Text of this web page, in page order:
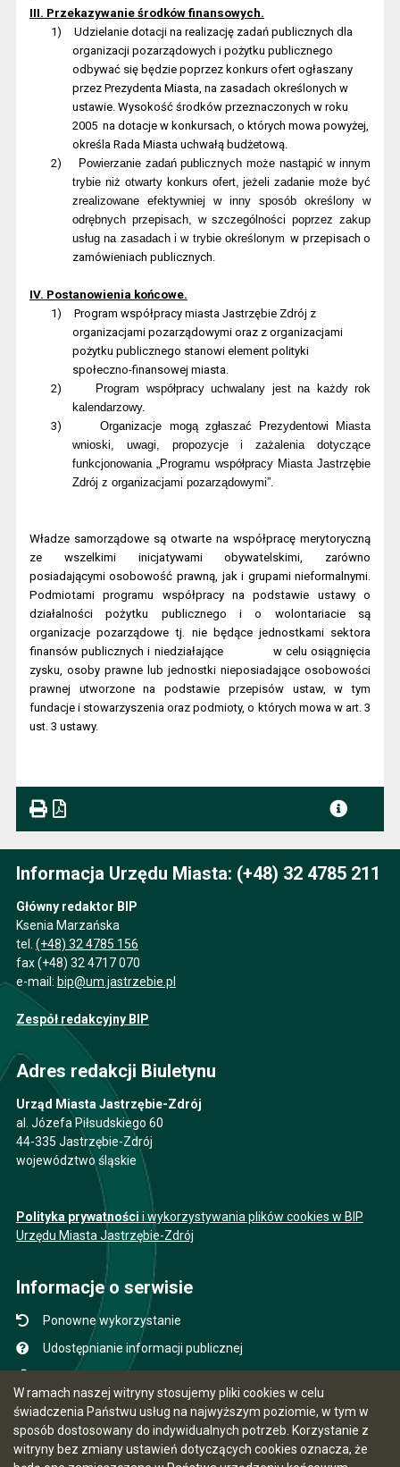
W ramach naszej witryny stosujemy pliki cookies w celu
świadczenia Państwu usług na najwyższym poziomie, w tym w
sposób dostosowany do indywidualnych potrzeb. Korzystanie z
witryny bez zmiany ustawień dotyczących cookies oznacza, że
III. Przekazywanie środków finansowych.
1)
Udzielanie dotacji na realizację zadań publicznych dla
organizacji pozarządowych i pożytku publicznego
odbywać się będzie poprzez konkurs ofert ogłaszany
przez Prezydenta Miasta, na zasadach określonych w
ustawie. Wysokość środków przeznaczonych w roku
2005 na dotacje w konkursach, o których mowa powyżej,
określa Rada Miasta uchwałą budżetową.
2)
Powierzanie zadań publicznych może nastąpić w innym
trybie niż otwarty konkurs ofert, jeżeli zadanie może być
zrealizowane efektywniej w inny sposób określony w
odrębnych przepisach, w szczególności poprzez zakup
usług na zasadach i w trybie określonym w przepisach o
zamówieniach publicznych.
IV. Postanowienia końcowe.
1)
Program współpracy miasta Jastrzębie Zdrój z
organizacjami pozarządowymi oraz z organizacjami
pożytku publicznego stanowi element polityki
społeczno-finansowej miasta.
2)
Program współpracy uchwalany jest na każdy rok
kalendarzowy.
3)
Organizacje mogą zgłaszać Prezydentowi Miasta
wnioski, uwagi, propozycje i zażalenia dotyczące
funkcjonowania „Programu współpracy Miasta Jastrzębie
Zdrój z organizacjami pozarządowymi”.
Władze samorządowe są otwarte na współpracę merytoryczną
ze wszelkimi inicjatywami obywatelskimi, zarówno
posiadającymi osobowość prawną, jak i grupami nieformalnymi.
Podmiotami programu współpracy na podstawie ustawy o
działalności pożytku publicznego i o wolontariacie są
organizacje pozarządowe tj. nie będące jednostkami sektora
finansów publicznych i niedziałające
w celu osiągnięcia
zysku, osoby prawne lub jednostki nieposiadające osobowości
prawnej utworzone na podstawie przepisów ustaw, w tym
fundacje i stowarzyszenia oraz podmioty, o których mowa w art. 3
ust. 3 ustawy.
Informacja Urzędu Miasta: (+48) 32 4785 211
Główny redaktor BIP
Ksenia Marzańska
tel. (+48) 32 4785 156
fax (+48) 32 4717 070
e-mail: bip@um.jastrzebie.pl
Zespół redakcyjny BIP
Adres redakcji Biuletynu
Urząd Miasta Jastrzębie-Zdrój
al. Józefa Piłsudskiego 60
44-335 Jastrzębie-Zdrój
województwo śląskie
Polityka prywatności i wykorzystywania plików cookies w BIP
Urzędu Miasta Jastrzębie-Zdrój
Informacje o serwisie
Ponowne wykorzystanie
Udostępnianie informacji publicznej
Instrukcja obsługi
Statystyki oglądalności
Ostatnio dodane